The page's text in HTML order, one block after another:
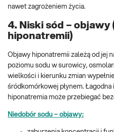
nawet zagrożeniem życia.
4. Niski sód – objawy
hiponatremii)
Objawy hiponatremii zależą od jej
poziomu sodu w surowicy,
wielkości i kierunku zmian
śródkomórkowej płynem.
hiponatremia może przebiegać
Niedobór sodu – objawy: